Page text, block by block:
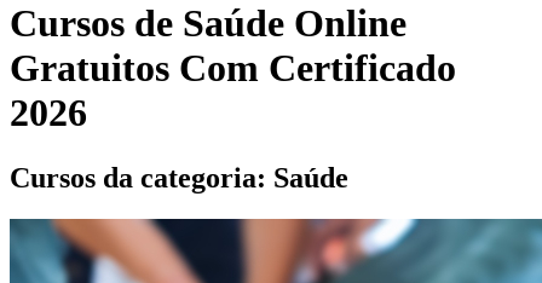
Cursos de Saúde Online
Gratuitos Com Certificado
2026
Cursos da categoria: Saúde